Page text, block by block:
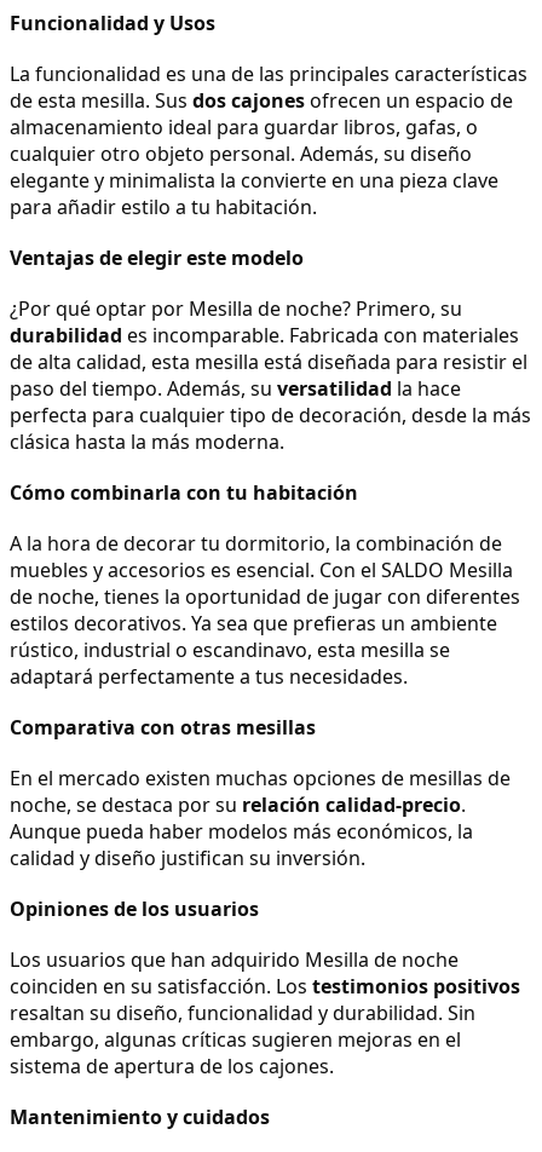
Funcionalidad y Usos
La funcionalidad es una de las principales características
de esta mesilla. Sus dos cajones ofrecen un espacio de
almacenamiento ideal para guardar libros, gafas, o
cualquier otro objeto personal. Además, su diseño
elegante y minimalista la convierte en una pieza clave
para añadir estilo a tu habitación.
Ventajas de elegir este modelo
durabilidad es incomparable. Fabricada con materiales
de alta calidad, esta mesilla está diseñada para resistir el
paso del tiempo. Además, su versatilidad la hace
perfecta para cualquier tipo de decoración, desde la más
clásica hasta la más moderna.
Cómo combinarla con tu habitación
A la hora de decorar tu dormitorio, la combinación de
muebles y accesorios es esencial. Con el SALDO Mesilla
de noche, tienes la oportunidad de jugar con diferentes
estilos decorativos. Ya sea que prefieras un ambiente
rústico, industrial o escandinavo, esta mesilla se
adaptará perfectamente a tus necesidades.
Comparativa con otras mesillas
En el mercado existen muchas opciones de mesillas de
noche, se destaca por su relación calidad-precio.
Aunque pueda haber modelos más económicos, la
calidad y diseño justifican su inversión.
Opiniones de los usuarios
Los usuarios que han adquirido Mesilla de noche
coinciden en su satisfacción. Los testimonios positivos
resaltan su diseño, funcionalidad y durabilidad. Sin
embargo, algunas críticas sugieren mejoras en el
sistema de apertura de los cajones.
Mantenimiento y cuidados